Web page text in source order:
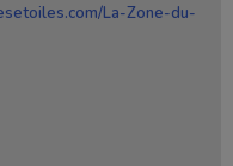
La-Zone-du-